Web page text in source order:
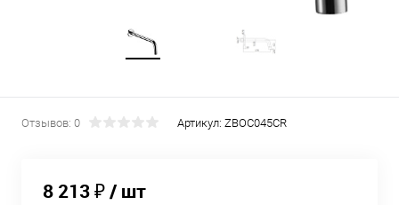
Отзывов: 0 Артикул: ZBOC045CR
8 213 ₽/ шт